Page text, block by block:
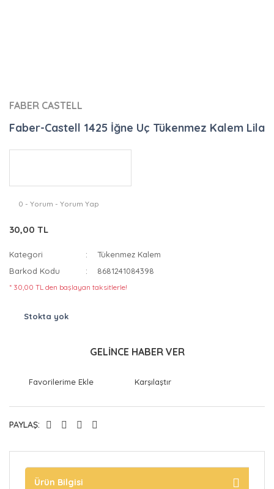
FABER CASTELL
Faber-Castell 1425 İğne Uç Tükenmez Kalem Lila
0 - Yorum - Yorum Yap
30,00 TL
Kategori
Tükenmez Kalem
Barkod Kodu
8681241084398
* 30,00 TL den başlayan taksitlerle!
Stokta yok
GELİNCE HABER VER
Karşılaştır
PAYLAŞ:
Ürün Bilgisi